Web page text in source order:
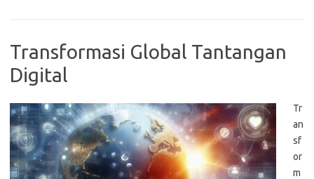
Transformasi Global Tantangan
Digital
Tr
an
sf
or
m